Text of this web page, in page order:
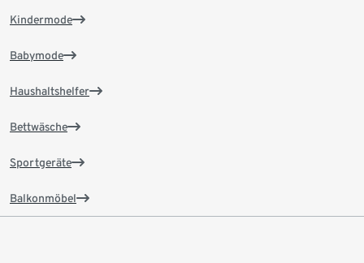
Kindermode
Babymode
Haushaltshelfer
Bettwäsche
Sportgeräte
Balkonmöbel